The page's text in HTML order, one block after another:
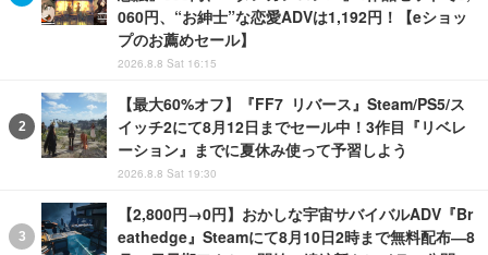
060円、“お紳士”な恋愛ADVは1,192円！【eショッ
プのお薦めセール】
2026.8.8 Sat 16:15
【最大60%オフ】『FF7 リバース』Steam/PS5/ス
イッチ2にて8月12日までセール中！3作目『リベレ
ーション』までに夏休み使って予習しよう
2026.8.8 Sat 19:30
【2,800円→0円】おかしな宇宙サバイバルADV『Br
eathedge』Steamにて8月10日2時まで無料配布―8